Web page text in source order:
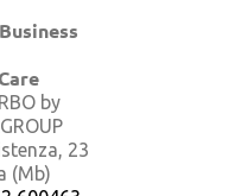
by
23
(Mb)